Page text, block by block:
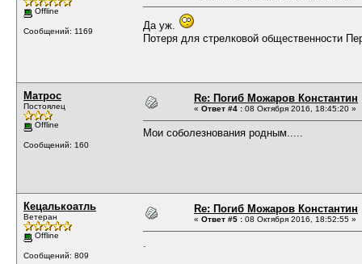
Offline
Сообщений: 1169
Да уж.
Потеря для стрелковой общественности
Матрос
Постоялец
Offline
Сообщений: 160
Re: Погиб Можаров Константин
« Ответ #4 : 08 Октября 2016, 18:45:20 »
Мои соболезнования родным.....
Кецалькоатль
Ветеран
Offline
Сообщений: 809
Re: Погиб Можаров Константин
« Ответ #5 : 08 Октября 2016, 18:52:55 »